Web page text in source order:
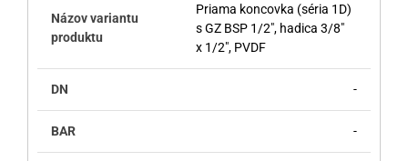
Priama koncovka (séria 1D)
s GZ BSP 1/2", hadica 3/8"
x 1/2", PVDF
-
-